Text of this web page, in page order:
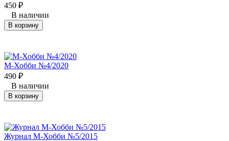
450 ₽
В наличии
В корзину
М-Хобби №4/2020
490 ₽
В наличии
В корзину
Журнал М-Хобби №5/2015